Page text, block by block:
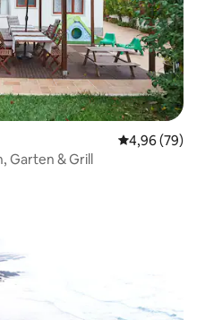
4,96 (79)
Garten & Grill